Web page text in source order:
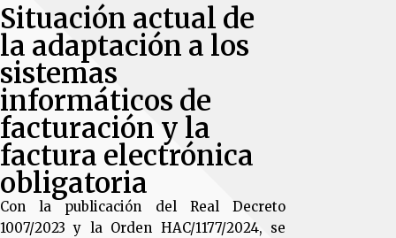
Situación actual de
la adaptación a los
sistemas
informáticos de
facturación y la
factura electrónica
obligatoria
Con la publicación del Real Decreto
1007/2023 y la Orden HAC/1177/2024, se